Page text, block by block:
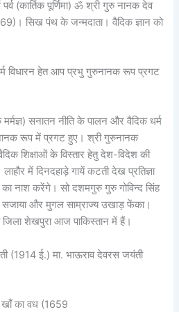
पर्व (कार्तिक पूर्णिमा) ॐ श्री गुरु नानक देव
सिख पंथ के जन्मदाता। वैदिक ज्ञान को
विधारन हेत आप प्रभु गुरुनानक रूप प्रगट
मर्मज्ञ) सनातन नीति के पालन और वैदिक धर्म
रूप में प्रगट हुए। श्री गुरुनानक
शिक्षाओं के विस्तार हेतु देश-विदेश की
में दिनदहाड़े गायें कटती देख प्रतिज्ञा
नाश करेंगे। सो दशमगुरु गुरु गोविन्द सिंह
और मुगल साम्राज्य उखाड़ फेंका।
शेखपुरा आज पाकिस्तान में हैं।
(1914 ई.) मा. भाऊराव देवरस जयंती
खाँ का वध (1659